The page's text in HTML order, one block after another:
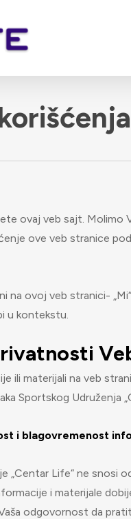
ovaj veb sajt. Molimo
ove veb stranice
na ovoj veb stranici-
u kontekstu.
ili materijali na veb
Sportskog Udruženja
i blagovremenost
„Centar Life“ ne
i materijale
odgovornost da